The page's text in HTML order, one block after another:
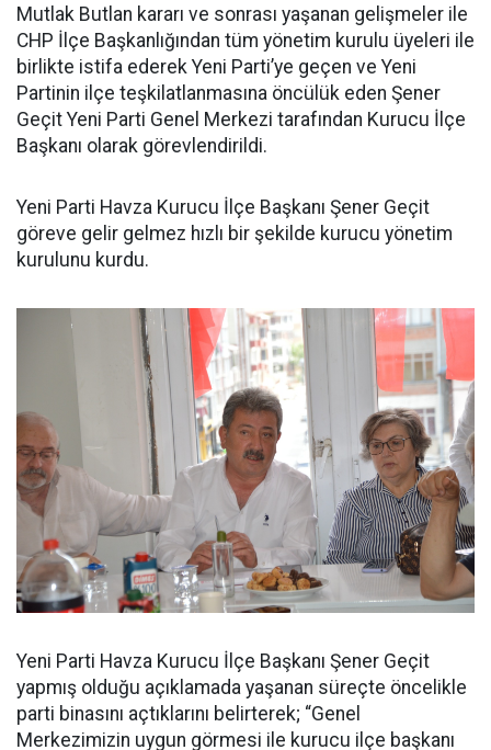
Mutlak Butlan kararı ve sonrası yaşanan gelişmeler ile
CHP İlçe Başkanlığından tüm yönetim kurulu üyeleri ile
birlikte istifa ederek Yeni Parti’ye geçen ve Yeni
Partinin ilçe teşkilatlanmasına öncülük eden Şener
Geçit Yeni Parti Genel Merkezi tarafından Kurucu İlçe
Başkanı olarak görevlendirildi.
Yeni Parti Havza Kurucu İlçe Başkanı Şener Geçit
göreve gelir gelmez hızlı bir şekilde kurucu yönetim
kurulunu kurdu.
Yeni Parti Havza Kurucu İlçe Başkanı Şener Geçit
yapmış olduğu açıklamada yaşanan süreçte öncelikle
parti binasını açtıklarını belirterek; “Genel
Merkezimizin uygun görmesi ile kurucu ilçe başkanı